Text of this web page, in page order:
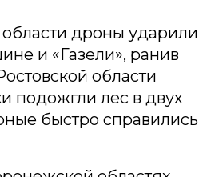
дроны ударили
и «Газели», ранив
области
подожгли лес в двух
быстро справились